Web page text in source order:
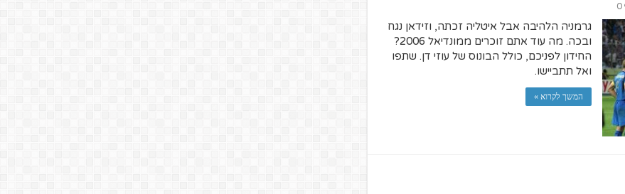
0
גרמניה הלהיבה אבל איטליה זכתה, וזידאן נגח
ובכה. מה עוד אתם זוכרים ממונדיאל 2006?
החידון לפניכם, כולל הבונוס של עוזי דן. שתפו
ואל תתביישו.
המשך לקרוא »